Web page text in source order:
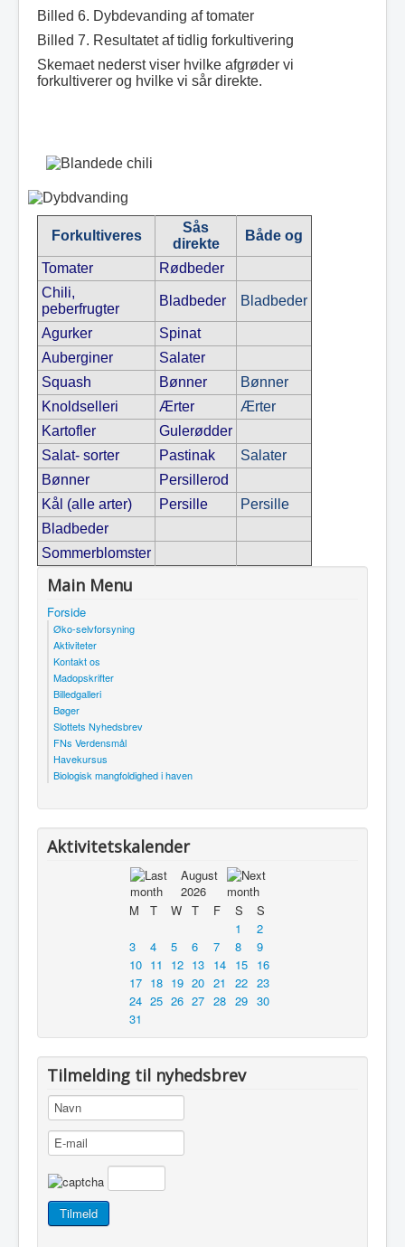
Billed 6. Dybdevanding af tomater
Billed 7. Resultatet af tidlig forkultivering
Skemaet nederst viser hvilke afgrøder vi
forkultiverer og hvilke vi sår direkte.
Forkultiveres
Sås
direkte
Både og
Tomater
Rødbeder
Chili,
peberfrugter
Bladbeder Bladbeder
Agurker
Spinat
Auberginer
Salater
Squash
Bønner
Bønner
Knoldselleri
Ærter
Ærter
Kartofler
Gulerødder
Salat- sorter
Pastinak
Salater
Bønner
Persillerod
Kål (alle arter)
Persille
Persille
Bladbeder
Sommerblomster
Main Menu
Forside
Øko-selvforsyning
Aktiviteter
Kontakt os
Madopskrifter
Billedgalleri
Bøger
Slottets Nyhedsbrev
FNs Verdensmål
Havekursus
Biologisk mangfoldighed i haven
Aktivitetskalender
August
2026
M
T W T F S
S
1
2
3
4 5 6 7 8
9
10 11 12 13 14 15
16
17 18 19 20 21 22 23
24 25 26 27 28 29 30
31
Tilmelding til nyhedsbrev